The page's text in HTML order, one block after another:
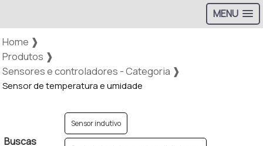
MENU
Home ❱
Produtos ❱
Sensores e controladores - Categoria ❱
Sensor de temperatura e umidade
Buscas
Sensor indutivo